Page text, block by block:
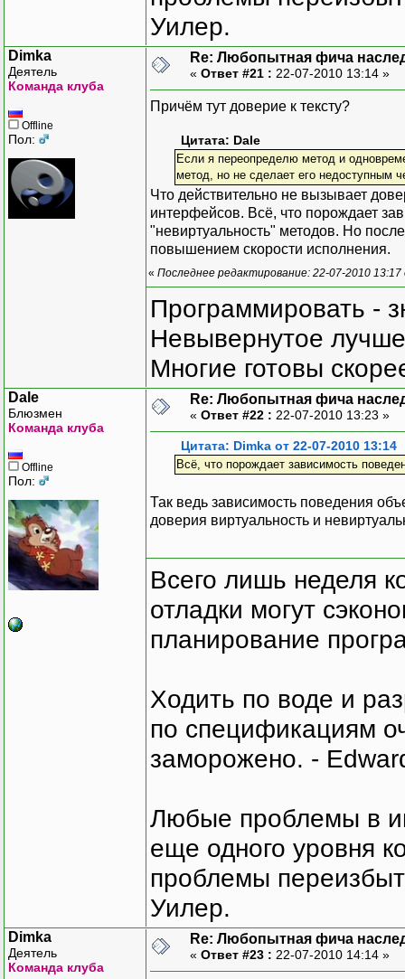
Уилер.
Dimka
Деятель
Команда клуба
Offline
Пол:
Re: Любопытная фича
« Ответ #21 : 22-07-2010 13:14 »
Причём тут доверие к тексту?
Цитата: Dale
Если я переопределю метод и
метод, но не сделает его недоступным
Что действительно не вызывает
интерфейсов. Всё, что порождает
"невиртуальность" методов. Но
повышением скорости исполнения.
« Последнее редактирование: 22-07-2010
Программировать -
Невывернутое
Многие готовы
Dale
Блюзмен
Команда клуба
Offline
Пол:
Re: Любопытная фича
« Ответ #22 : 22-07-2010 13:23 »
Цитата: Dimka от 22-07-2010 13:14
Всё, что порождает зависимость
Так ведь зависимость поведения
доверия виртуальность и
Всего лишь неделя
отладки могут
планирование
Ходить по воде и
по спецификациям
заморожено. -
Любые проблемы в
еще одного уровня
проблемы
Уилер.
Dimka
Деятель
Команда клуба
Re: Любопытная фича
« Ответ #23 : 22-07-2010 14:14 »